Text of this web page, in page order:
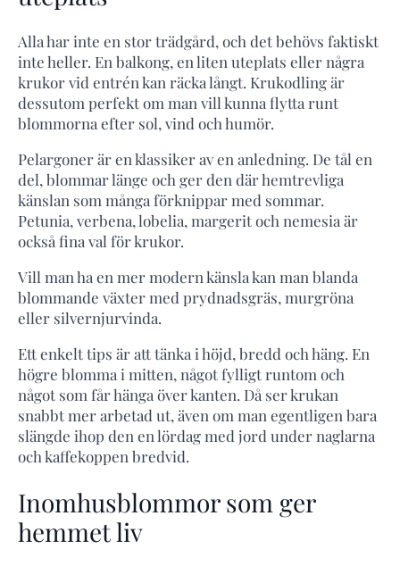
Alla har inte en stor trädgård, och det behövs faktiskt
inte heller. En balkong, en liten uteplats eller några
krukor vid entrén kan räcka långt. Krukodling är
dessutom perfekt om man vill kunna flytta runt
blommorna efter sol, vind och humör.
Pelargoner är en klassiker av en anledning. De tål en
del, blommar länge och ger den där hemtrevliga
känslan som många förknippar med sommar.
Petunia, verbena, lobelia, margerit och nemesia är
också fina val för krukor.
Vill man ha en mer modern känsla kan man blanda
blommande växter med prydnadsgräs, murgröna
eller silvernjurvinda.
Ett enkelt tips är att tänka i höjd, bredd och häng. En
högre blomma i mitten, något fylligt runtom och
något som får hänga över kanten. Då ser krukan
snabbt mer arbetad ut, även om man egentligen bara
slängde ihop den en lördag med jord under naglarna
och kaffekoppen bredvid.
Inomhusblommor som ger
hemmet liv